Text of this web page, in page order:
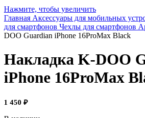
Нажмите, чтобы увеличить
Главная Аксессуары для мобильных
для смартфонов Чехлы для смартфонов
DOO Guardian iPhone 16ProMax Black
Накладка K-DOO
iPhone 16ProMax
1 450 ₽